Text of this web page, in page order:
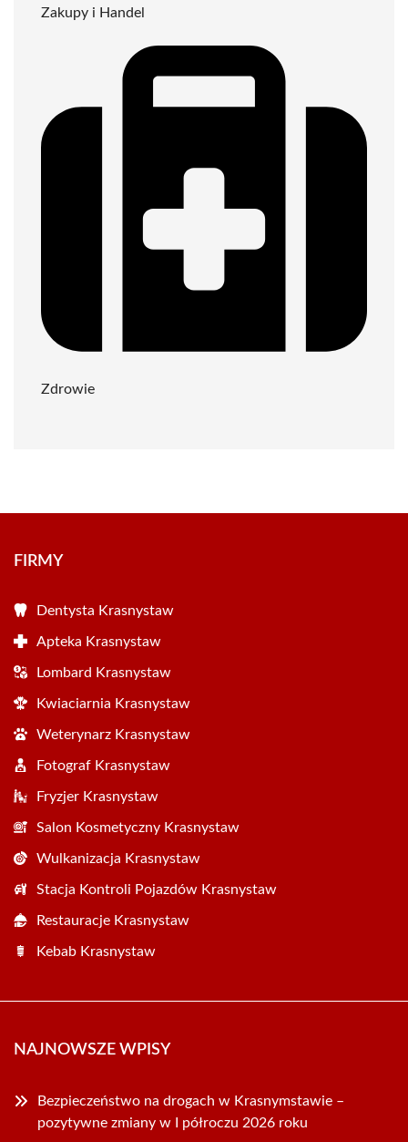
Zakupy i Handel
Zdrowie
FIRMY
Dentysta Krasnystaw
Apteka Krasnystaw
Lombard Krasnystaw
Kwiaciarnia Krasnystaw
Weterynarz Krasnystaw
Fotograf Krasnystaw
Fryzjer Krasnystaw
Salon Kosmetyczny Krasnystaw
Wulkanizacja Krasnystaw
Stacja Kontroli Pojazdów Krasnystaw
Restauracje Krasnystaw
Kebab Krasnystaw
NAJNOWSZE WPISY
Bezpieczeństwo na drogach w Krasnymstawie –
pozytywne zmiany w I półroczu 2026 roku